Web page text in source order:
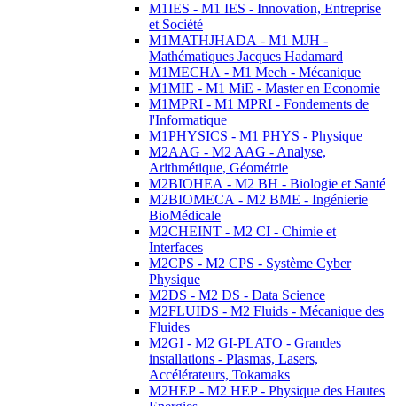
M1IES - M1 IES - Innovation, Entreprise
et Société
M1MATHJHADA - M1 MJH -
Mathématiques Jacques Hadamard
M1MECHA - M1 Mech - Mécanique
M1MIE - M1 MiE - Master en Economie
M1MPRI - M1 MPRI - Fondements de
l'Informatique
M1PHYSICS - M1 PHYS - Physique
M2AAG - M2 AAG - Analyse,
Arithmétique, Géométrie
M2BIOHEA - M2 BH - Biologie et Santé
M2BIOMECA - M2 BME - Ingénierie
BioMédicale
M2CHEINT - M2 CI - Chimie et
Interfaces
M2CPS - M2 CPS - Système Cyber
Physique
M2DS - M2 DS - Data Science
M2FLUIDS - M2 Fluids - Mécanique des
Fluides
M2GI - M2 GI-PLATO - Grandes
installations - Plasmas, Lasers,
Accélérateurs, Tokamaks
M2HEP - M2 HEP - Physique des Hautes